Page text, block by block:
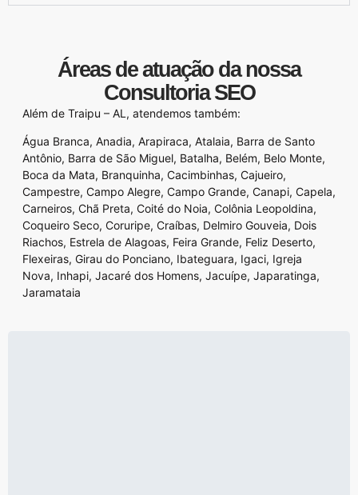
Áreas de atuação da nossa
Consultoria SEO
Além de Traipu – AL, atendemos também:
Água Branca, Anadia, Arapiraca, Atalaia, Barra de Santo
Antônio, Barra de São Miguel, Batalha, Belém, Belo Monte,
Boca da Mata, Branquinha, Cacimbinhas, Cajueiro,
Campestre, Campo Alegre, Campo Grande, Canapi, Capela,
Carneiros, Chã Preta, Coité do Noia, Colônia Leopoldina,
Coqueiro Seco, Coruripe, Craíbas, Delmiro Gouveia, Dois
Riachos, Estrela de Alagoas, Feira Grande, Feliz Deserto,
Flexeiras, Girau do Ponciano, Ibateguara, Igaci, Igreja
Nova, Inhapi, Jacaré dos Homens, Jacuípe, Japaratinga,
Jaramataia